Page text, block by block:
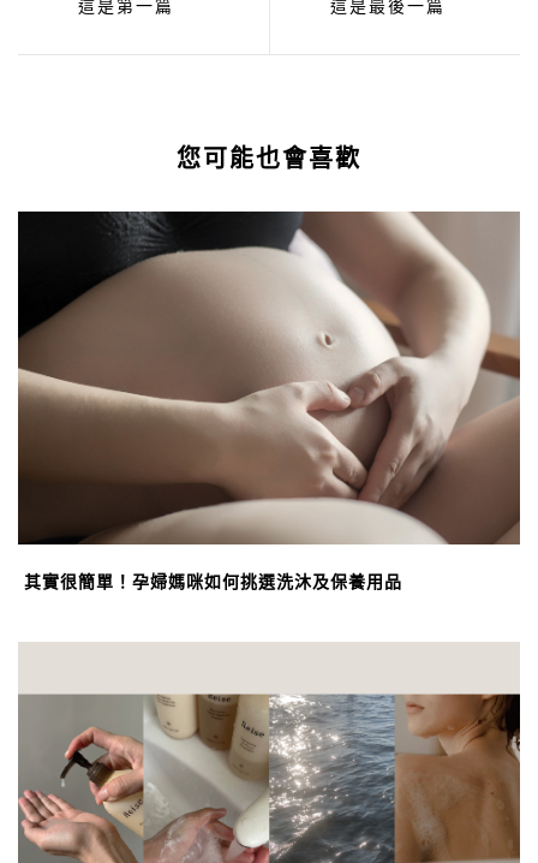
這是第一篇 這是最後一篇
您可能也會喜歡
其實很簡單！孕婦媽咪如何挑選洗沐及保養用品